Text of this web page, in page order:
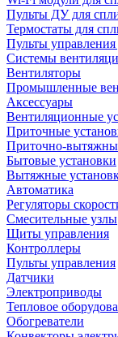
Пульты ДУ для
Термостаты для
Пульты
Системы
Вентиляторы
Промышленные
Аксессуары
Вентиляционные
Приточные
Приточно-
Бытовые установки
Вытяжные
Автоматика
Регуляторы
Смесительные узлы
Щиты управления
Контроллеры
Пульты управления
Датчики
Электроприводы
Тепловое
Обогреватели